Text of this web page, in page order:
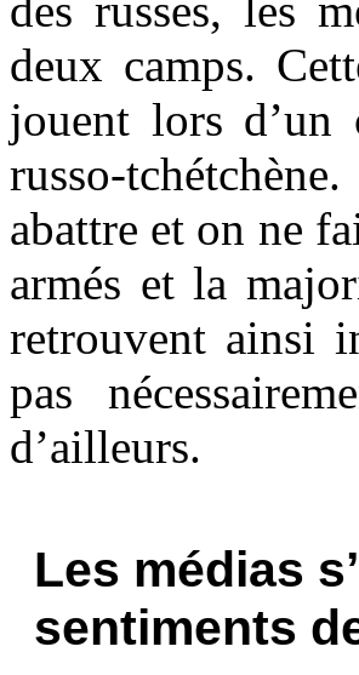
deux camps.
jouent lors
russo-
abattre et on ne
armés et la
retrouvent ainsi
pas
d’ailleurs.
Les médias
sentiments